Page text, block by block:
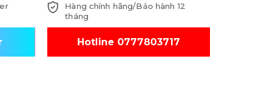
Hàng chính hãng/Bảo hành 12
tháng
Hotline 0777803717